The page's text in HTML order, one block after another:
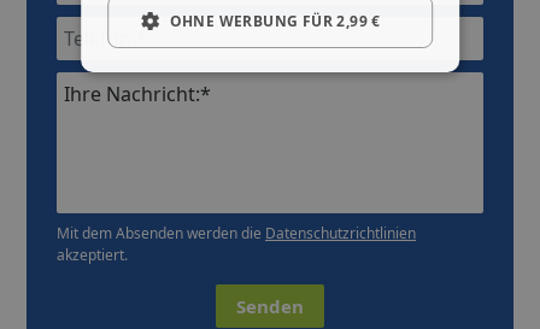
Ihre Nachricht:*
Mit dem Absenden werden die Datenschutzrichtlinien
akzeptiert.
Senden
OHNE WERBUNG FÜR 2,99 €